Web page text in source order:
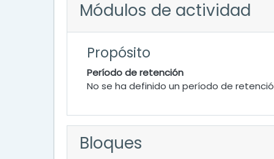
Módulos de actividad
Propósito
Período de retención
No se ha definido un período de
Bloques